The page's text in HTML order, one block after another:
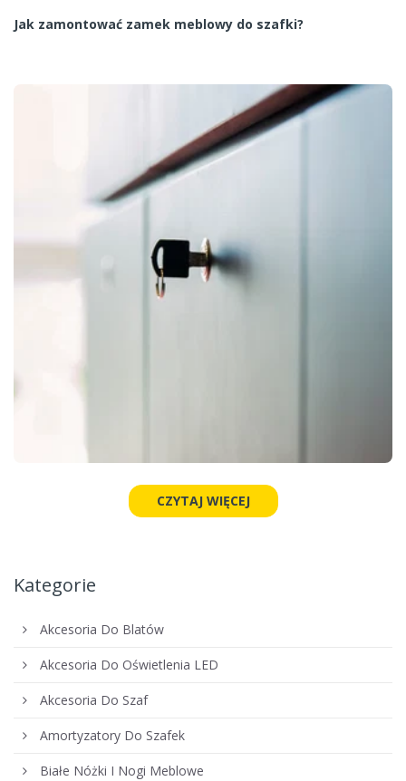
Jak zamontować zamek meblowy do szafki?
CZYTAJ WIĘCEJ
Kategorie
Akcesoria Do Blatów
Akcesoria Do Oświetlenia LED
Akcesoria Do Szaf
Amortyzatory Do Szafek
Białe Nóżki I Nogi Meblowe